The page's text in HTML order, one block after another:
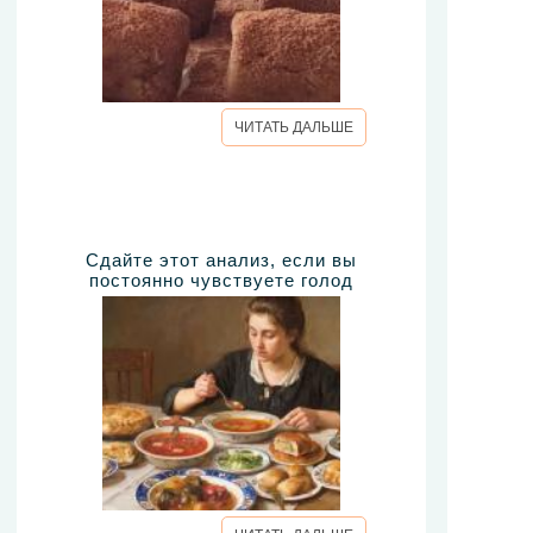
ЧИТАТЬ ДАЛЬШЕ
Сдайте этот анализ, если вы
постоянно чувствуете голод